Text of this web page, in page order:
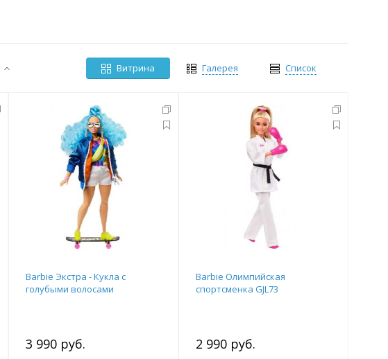
Список
Галерея
Витрина
Barbie Экстра - Кукла с
голубыми волосами
3 990 руб.
Barbie Олимпийская
спортсменка GJL73
2 990 руб.